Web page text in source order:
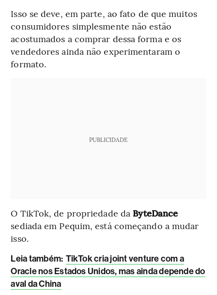
Isso se deve, em parte, ao fato de que muitos
consumidores simplesmente não estão
acostumados a comprar dessa forma e os
vendedores ainda não experimentaram o
formato.
PUBLICIDADE
O TikTok, de propriedade da ByteDance
sediada em Pequim, está começando a mudar
isso.
Leia também: TikTok cria joint venture com a
Oracle nos Estados Unidos, mas ainda depende do
aval da China